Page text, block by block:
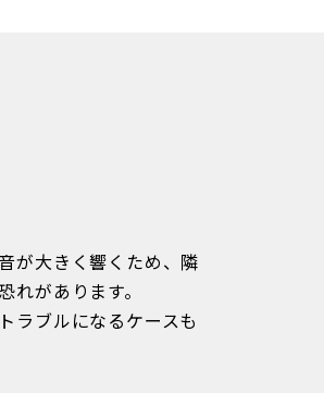
が大きく響くため、隣
があります。
ラブルになるケースも